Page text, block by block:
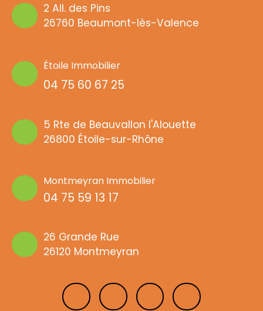
2 All. des Pins
26760 Beaumont-lès-Valence
Étoile Immobilier
04 75 60 67 25
5 Rte de Beauvallon l'Alouette
26800 Étoile-sur-Rhône
Montmeyran Immobilier
04 75 59 13 17
26 Grande Rue
26120 Montmeyran